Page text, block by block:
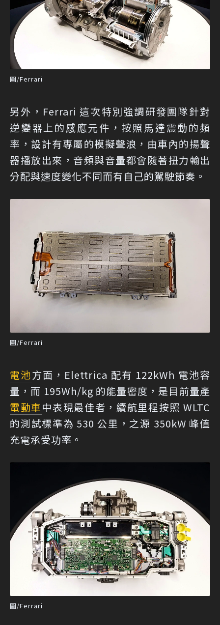
圖/Ferrari
另外，Ferrari 這次特別強調研發團隊針對
逆變器上的感應元件，按照馬達震動的頻
率，設計有專屬的模擬聲浪，由車內的揚聲
器播放出來，音頻與音量都會隨著扭力輸出
分配與速度變化不同而有自己的駕駛節奏。
圖/Ferrari
電池方面，Elettrica 配有 122kWh 電池容
量，而 195Wh/kg 的能量密度，是目前量產
電動車中表現最佳者，續航里程按照 WLTC
的測試標準為 530 公里，之源 350kW 峰值
充電承受功率。
圖/Ferrari